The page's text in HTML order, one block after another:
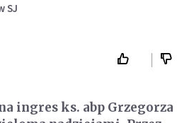
SJ
ingres ks. abp Grzegorza